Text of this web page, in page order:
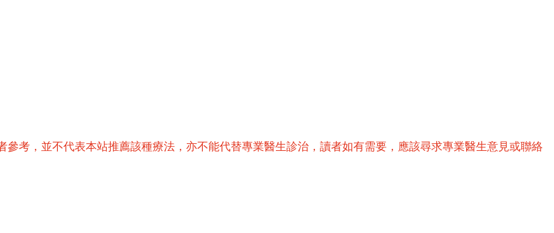
考，並不代表本站推薦該種療法，亦不能代替專業醫生診治，讀者如有需要，應該尋求專業醫生意見或聯絡